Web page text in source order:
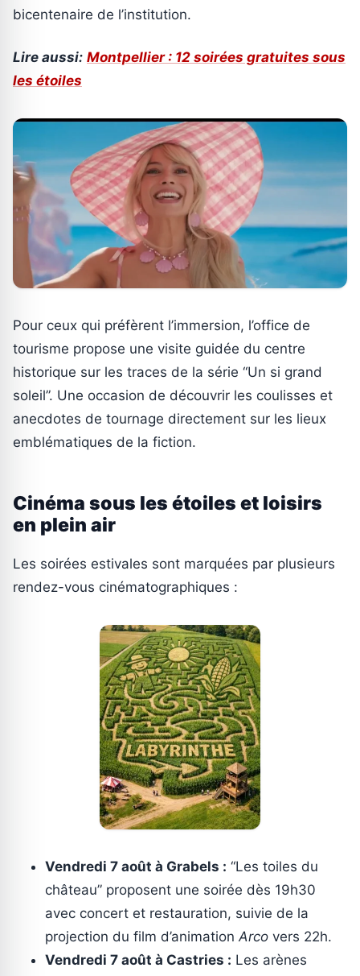
bicentenaire de l’institution.
Lire aussi: Montpellier : 12 soirées gratuites sous
les étoiles
Pour ceux qui préfèrent l’immersion, l’office de
tourisme propose une visite guidée du centre
historique sur les traces de la série “Un si grand
soleil”. Une occasion de découvrir les coulisses et
anecdotes de tournage directement sur les lieux
emblématiques de la fiction.
Cinéma sous les étoiles et loisirs
en plein air
Les soirées estivales sont marquées par plusieurs
rendez-vous cinématographiques :
Vendredi 7 août à Grabels : “Les toiles du
château” proposent une soirée dès 19h30
avec concert et restauration, suivie de la
projection du film d’animationArco vers 22h.
Vendredi 7 août à Castries : Les arènes